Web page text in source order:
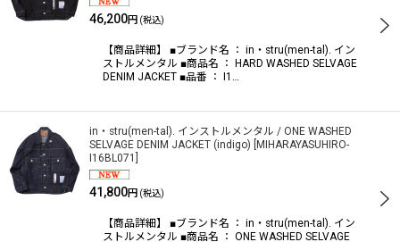
46,200円 (税込)
【商品詳細】 ■ブランド名 ： in・stru(men-tal). イン
ストルメンタル ■商品名 ： HARD WASHED SELVAGE
DENIM JACKET ■品番 ： I1…
in・stru(men-tal). インストルメンタル / ONE WASHED
SELVAGE DENIM JACKET (indigo)
MIHARAYASUHIRO-
I16BL071
41,800円 (税込)
【商品詳細】 ■ブランド名 ： in・stru(men-tal). イン
ストルメンタル ■商品名 ： ONE WASHED SELVAGE